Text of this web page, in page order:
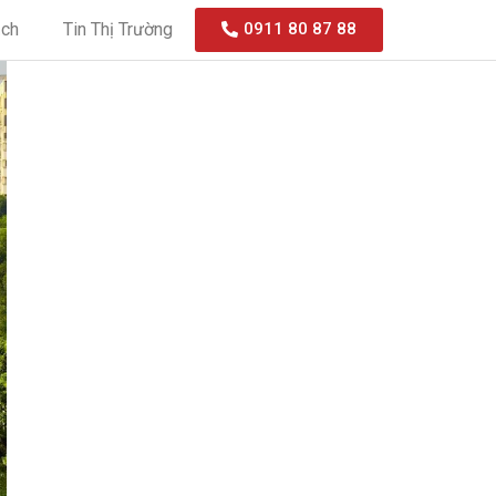
Tin Thị Trường 0911 80 87 88